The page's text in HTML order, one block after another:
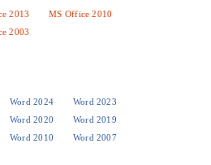
2013
MS Office 2010
2003
Word 2024
Word 2023
Word 2020
Word 2019
Word 2010
Word 2007